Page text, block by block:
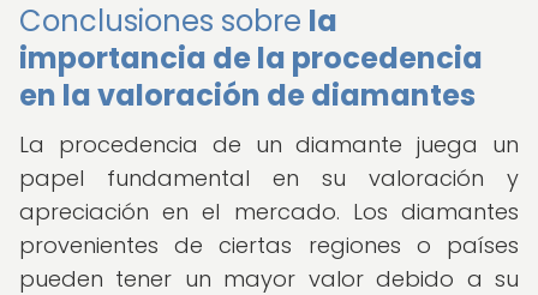
Conclusiones sobre la
importancia de la procedencia
en la valoración de diamantes
La procedencia de un diamante juega un
papel fundamental en su valoración y
apreciación en el mercado. Los diamantes
provenientes de ciertas regiones o países
pueden tener un mayor valor debido a su